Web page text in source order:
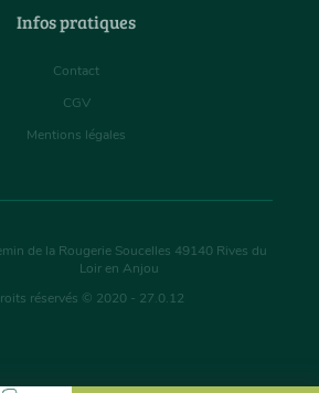
Infos pratiques
Contact
CGV
Mentions légales
de la Rougerie Soucelles 49140 Rives du
Loir en Anjou
réservés © 2020 - 27.0.12